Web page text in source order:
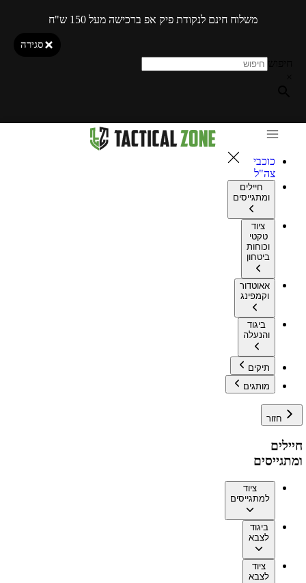
משלוח חינם לנקודת פיק אפ ברכישה מעל 150 ש"ח
סגירה
כוכבי
צה"ל
חיילים
ומתגייסים
ציוד
טקטי
וכוחות
ביטחון
אאוטדור
וקמפינג
ביגוד
והנעלה
תיקים
מותגים
חזור
חיילים
ומתגייסים
ציוד
למתגייסים
ביגוד
לצבא
ציוד
לצבא